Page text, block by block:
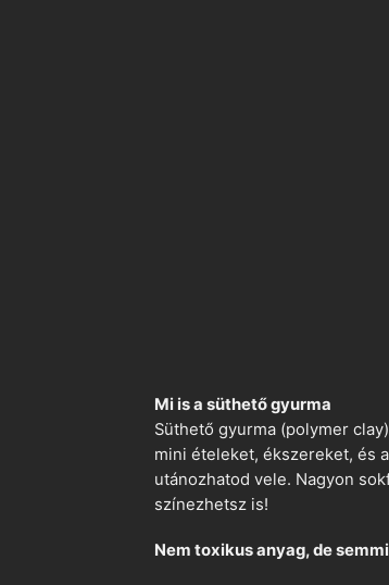
Mi is a süthető gyurma
Süthető gyurma (polymer
mini ételeket, ékszereket, és
utánozhatod vele. Nagyon
színezhetsz is!
Nem toxikus anyag, de